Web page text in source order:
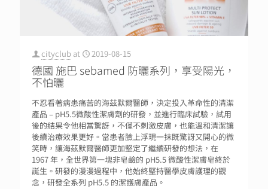
cityclub at 2019-08-15
德國 施巴 sebamed 防曬系列，享受陽光，
不怕曬
不忍看著病患痛苦的海茲默爾醫師，決定投入革命性的清潔
產品 – pH5.5微酸性潔膚劑的研發，並進行臨床試驗，試用
後的結果令他相當驚訝，不僅不刺激皮膚，也能溫和清潔讓
後續治療效果更好。當患者臉上浮現一抹既驚訝又開心的微
笑時，讓海茲默爾醫師更加堅定了繼續研發的想法，在
1967 年，全世界第一塊非皂鹼的 pH5.5 微酸性潔膚皂終於
誕生。研發的漫漫過程中，他始終堅持醫學皮膚護理的觀
念，研發全系列 pH5.5 的潔護膚產品。